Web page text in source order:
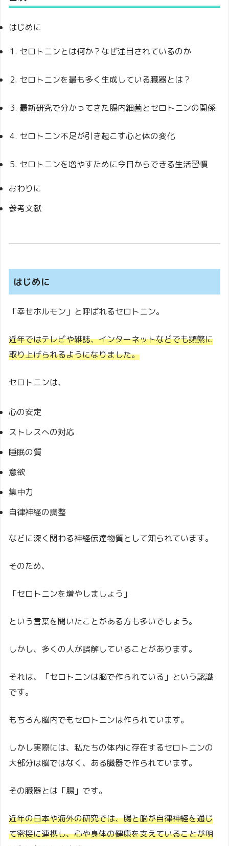
はじめに
セロトニンとは何か？なぜ注目されているのか
セロトニンを最も多く生成している臓器とは？
最新研究で分かってきた腸内細菌とセロトニンの関係
セロトニン不足が引き起こす心と体の変化
セロトニンを増やすために今日からできる生活習慣
おわりに
参考文献
はじめに
「幸せホルモン」と呼ばれるセロトニン。
近年ではテレビや雑誌、インターネットなどでも頻繁に
取り上げられるようになりました。
セロトニンは、
心の安定
ストレスへの対応
睡眠の質
意欲
集中力
自律神経の調整
などに深く関わる神経伝達物質として知られています。
そのため、
「セロトニンを増やしましょう」
という言葉を聞いたことがある方も多いでしょう。
しかし、多くの人が誤解していることがあります。
それは、「セロトニンは脳で作られている」という認識
です。
もちろん脳内でもセロトニンは作られています。
しかし実際には、私たちの体内に存在するセロトニンの
大部分は脳ではなく、ある臓器で作られています。
その臓器とは「腸」です。
近年の日本や海外の研究では、腸と脳が自律神経を通じ
て密接に連携し、心や身体の健康を支えていることが明